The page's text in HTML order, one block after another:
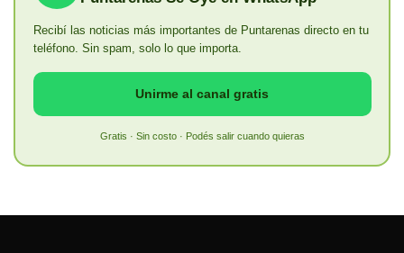
Recibí las noticias más importantes de Puntarenas directo en tu
teléfono. Sin spam, solo lo que importa.
Unirme al canal gratis
Gratis · Sin costo · Podés salir cuando quieras